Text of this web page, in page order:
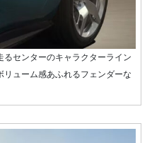
センターのキャラクターライン
ューム感あふれるフェンダーな